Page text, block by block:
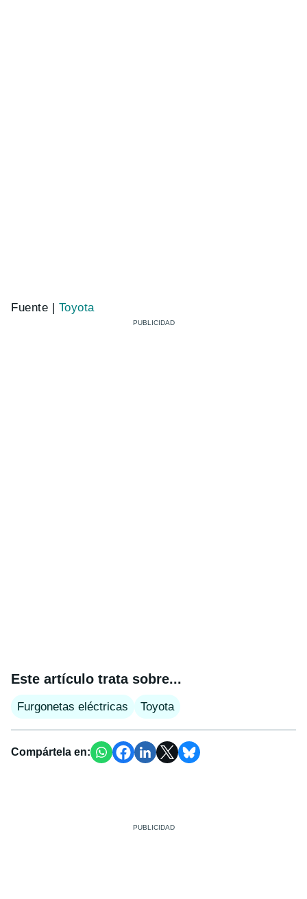
Fuente | Toyota
Este artículo trata sobre...
Furgonetas eléctricas Toyota
Compártela en: